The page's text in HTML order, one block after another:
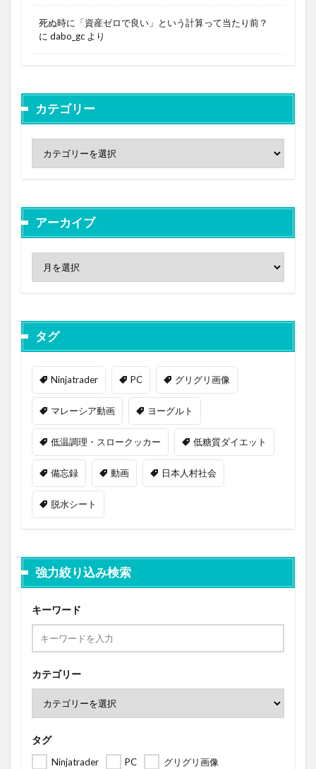
死ぬ時に「資産ゼロで良い」という計算って当たり前？
に dabo_gc より
カテゴリー
アーカイブ
タグ
Ninjatrader PC グリグリ画像
マレーシア動画 ヨーグルト
低温調理・スロークッカー 低糖質ダイエット
備忘録 動画 日本人村社会
脱水シート
強力絞り込み検索
キーワード
カテゴリー
タグ
Ninjatrader PC
グリグリ画像